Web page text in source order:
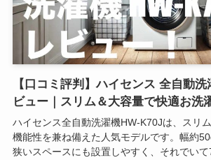
【口コミ評判】ハイセンス 全自動
ビュー｜スリム＆大容量で快適お洗
ハイセンス全自動洗濯機HW-K70Jは、スリ
機能性を兼ね備えた人気モデルです。幅約
狭いスペースにも設置しやすく、それでい